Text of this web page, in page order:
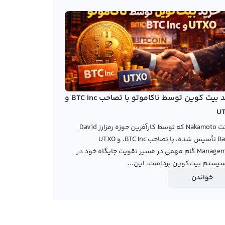
خرید بیت کوین توسط ناکاموتو با تصاحب BTC Inc و
شرکت Nakamoto که توسط کارآفرین حوزه رمزارز David
Bailey تأسیس شده، با تصاحب BTC Inc. و UTXO
Management گام مهمی در مسیر تقویت جایگاه خود در
بیت‌کوین برداشت. این...
خواندن